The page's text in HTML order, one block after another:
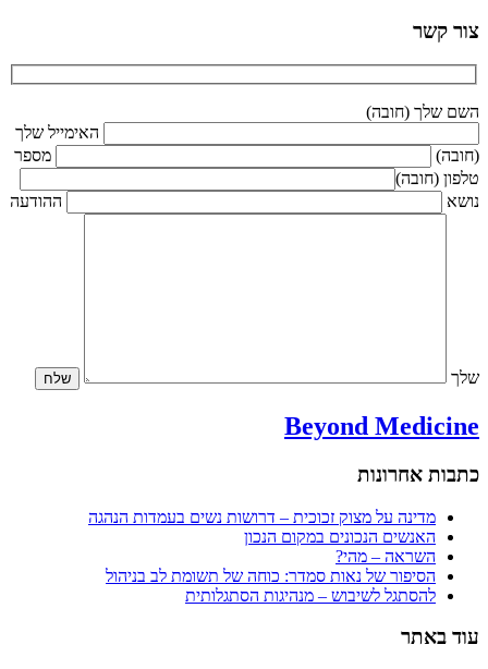
צור קשר
השם שלך (חובה)
האימייל שלך
(חובה)
מספר
טלפון (חובה)
נושא
ההודעה
שלך
Beyond Medicine
כתבות אחרונות
מדינה על מצוק זכוכית – דרושות נשים בעמדות הנהגה
האנשים הנכונים במקום הנכון
השראה – מהי?
הסיפור של נאות סמדר: כוחה של תשומת לב בניהול
להסתגל לשיבוש – מנהיגות הסתגלותית
עוד באתר